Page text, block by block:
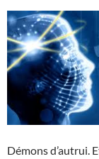
Démons d’autrui.